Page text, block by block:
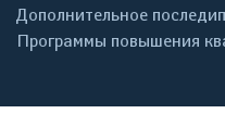
Дополнительное
Программы повышения